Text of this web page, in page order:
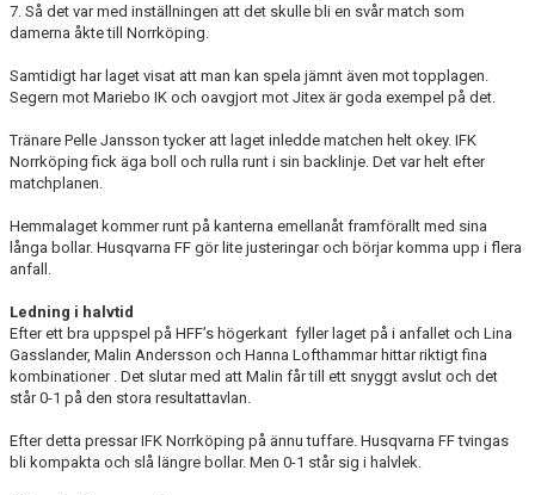
7. Så det var med inställningen att det skulle bli en svår match som
damerna åkte till Norrköping.
Samtidigt har laget visat att man kan spela jämnt även mot topplagen.
Segern mot Mariebo IK och oavgjort mot Jitex är goda exempel på det.
Tränare Pelle Jansson tycker att laget inledde matchen helt okey. IFK
Norrköping fick äga boll och rulla runt i sin backlinje. Det var helt efter
matchplanen.
Hemmalaget kommer runt på kanterna emellanåt framförallt med sina
långa bollar. Husqvarna FF gör lite justeringar och börjar komma upp i flera
anfall.
Ledning i halvtid
Efter ett bra uppspel på HFF’s högerkant fyller laget på i anfallet och Lina
Gasslander, Malin Andersson och Hanna Lofthammar hittar riktigt fina
kombinationer . Det slutar med att Malin får till ett snyggt avslut och det
står 0-1 på den stora resultattavlan.
Efter detta pressar IFK Norrköping på ännu tuffare. Husqvarna FF tvingas
bli kompakta och slå längre bollar. Men 0-1 står sig i halvlek.